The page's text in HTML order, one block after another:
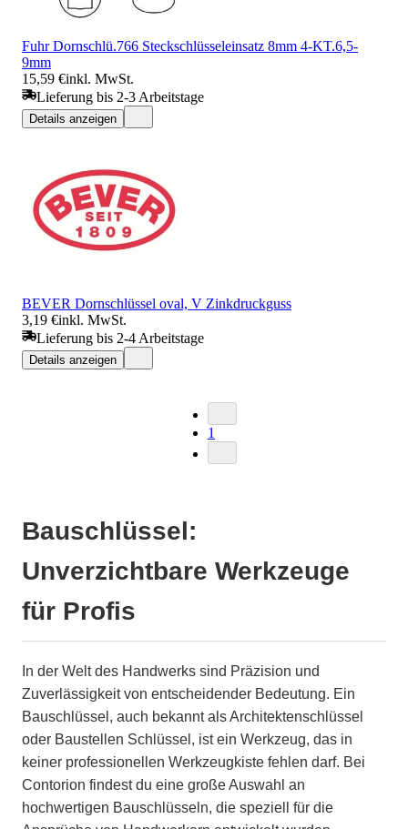
Fuhr Dornschlü.766 Steckschlüsseleinsatz 8mm 4-KT.6,5-
9mm
15,59 €inkl. MwSt.
Lieferung bis 2-3 Arbeitstage
Details anzeigen
BEVER Dornschlüssel oval, V Zinkdruckguss
3,19 €inkl. MwSt.
Lieferung bis 2-4 Arbeitstage
Details anzeigen
1
Bauschlüssel:
Unverzichtbare Werkzeuge
für Profis
In der Welt des Handwerks sind Präzision und
Zuverlässigkeit von entscheidender Bedeutung. Ein
Bauschlüssel, auch bekannt als Architektenschlüssel
oder Baustellen Schlüssel, ist ein Werkzeug, das in
keiner professionellen Werkzeugkiste fehlen darf. Bei
Contorion findest du eine große Auswahl an
hochwertigen Bauschlüsseln, die speziell für die